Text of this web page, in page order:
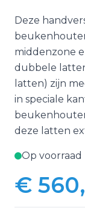
Deze
middenzone
dubbele
latten) zijn
in speciale
deze latten
Op voorraad
€